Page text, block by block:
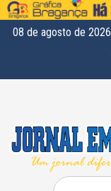
08 de agosto de 2026
Pesquisar